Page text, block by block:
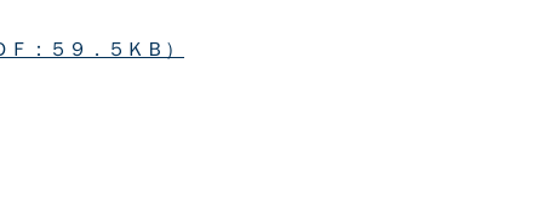
：５９．５ＫＢ）